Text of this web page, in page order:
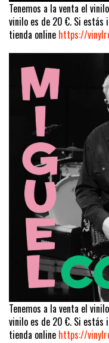
Tenemos a la venta el
vinilo es de 20 €. Si estás
tienda online https://
Tenemos a la venta el
vinilo es de 20 €. Si estás
tienda online https://